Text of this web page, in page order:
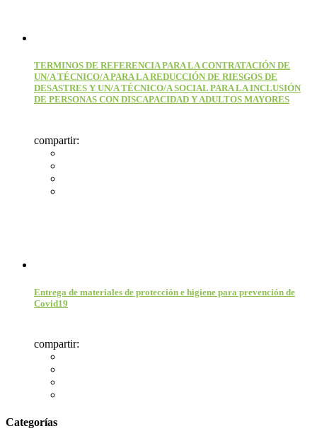
TERMINOS DE REFERENCIA PARA LA CONTRATACIÓN DE
UN/A TÉCNICO/A PARA LA REDUCCIÓN DE RIESGOS DE
DESASTRES Y UN/A TÉCNICO/A SOCIAL PARA LA INCLUSIÓN
DE PERSONAS CON DISCAPACIDAD Y ADULTOS MAYORES
compartir:
Entrega de materiales de protección e higiene para prevención de
Covid19
compartir:
Categorías